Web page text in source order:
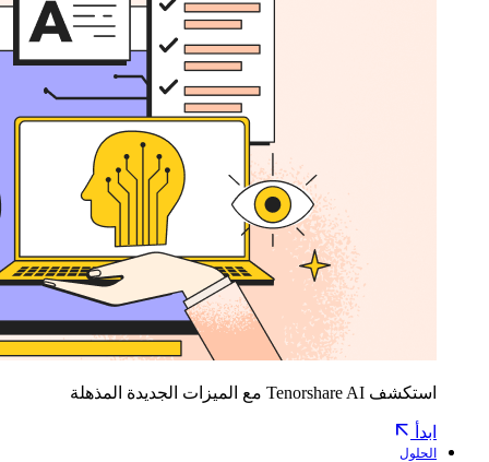
استكشف Tenorshare AI مع الميزات الجديدة المذهلة
ابدأ
الحلول